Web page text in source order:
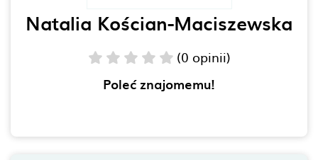
Natalia Kościan-Maciszewska
(0 opinii)
Poleć znajomemu!